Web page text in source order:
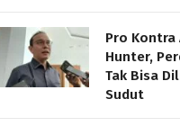
Pro Kontra
Hunter,
Tak Bisa
Sudut